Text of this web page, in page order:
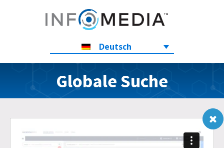
Deutsch
Globale Suche